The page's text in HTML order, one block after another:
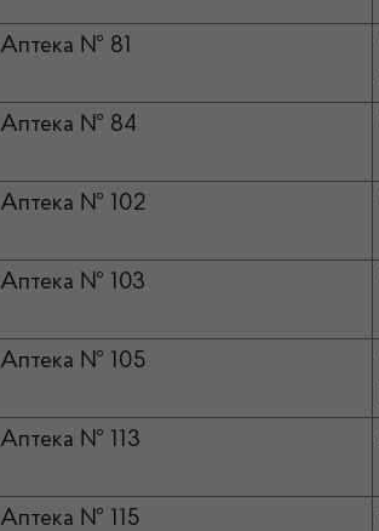
Аптека № 81
Аптека № 84
Аптека № 102
Аптека № 103
Аптека № 105
Аптека № 113
Аптека № 115